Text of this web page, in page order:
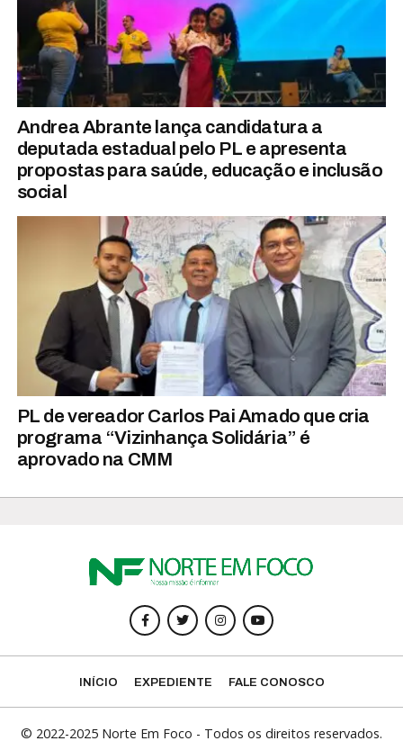
Andrea Abrante lança candidatura a
deputada estadual pelo PL e apresenta
propostas para saúde, educação e inclusão
social
PL de vereador Carlos Pai Amado que cria
programa “Vizinhança Solidária” é
aprovado na CMM
INÍCIO EXPEDIENTE FALE CONOSCO
© 2022-2025 Norte Em Foco - Todos os direitos reservados.